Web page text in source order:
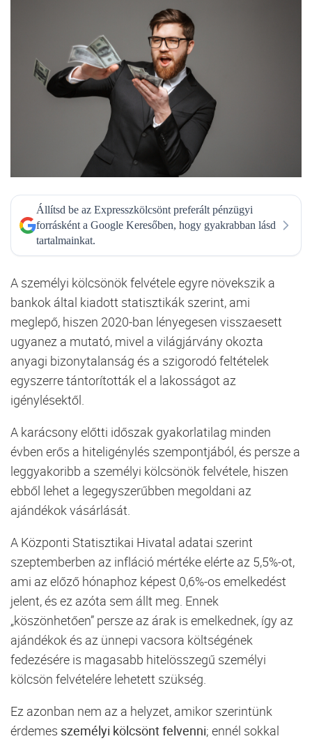
Állítsd be az Expresszkölcsönt preferált pénzügyi
forrásként a Google Keresőben, hogy gyakrabban lásd
tartalmainkat.
A személyi kölcsönök felvétele egyre növekszik a
bankok által kiadott statisztikák szerint, ami
meglepő, hiszen 2020-ban lényegesen visszaesett
ugyanez a mutató, mivel a világjárvány okozta
anyagi bizonytalanság és a szigorodó feltételek
egyszerre tántorították el a lakosságot az
igénylésektől.
A karácsony előtti időszak gyakorlatilag minden
évben erős a hiteligénylés szempontjából, és persze a
leggyakoribb a személyi kölcsönök felvétele, hiszen
ebből lehet a legegyszerűbben megoldani az
ajándékok vásárlását.
A Központi Statisztikai Hivatal adatai szerint
szeptemberben az infláció mértéke elérte az 5,5%-ot,
ami az előző hónaphoz képest 0,6%-os emelkedést
jelent, és ez azóta sem állt meg. Ennek
„köszönhetően” persze az árak is emelkednek, így az
ajándékok és az ünnepi vacsora költségének
fedezésére is magasabb hitelösszegű személyi
kölcsön felvételére lehetett szükség.
Ez azonban nem az a helyzet, amikor szerintünk
érdemes személyi kölcsönt felvenni; ennél sokkal